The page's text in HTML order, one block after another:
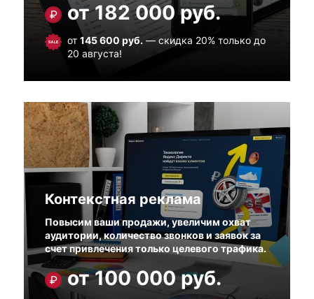
от 182 000 руб.
от 145 600 руб. — скидка 20% только до
20 августа!
Контекстная реклама
Повысим ваши продажи, увеличим охват
аудитории, количество звонков и заявок за
счет привлечения только целевого трафика.
от 100 000 руб.